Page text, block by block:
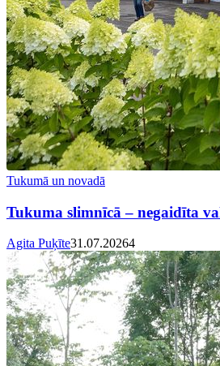
Tukumā un novadā
Tukuma slimnīcā – negaidīta
Agita Puķīte31.07.20264